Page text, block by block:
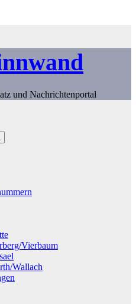
und Nachrichtenportal
Vierbaum
Wallach